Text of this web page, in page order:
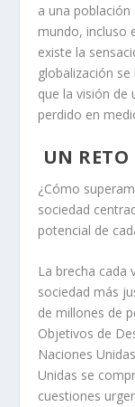
a una población
mundo, incluso
existe la
globalización
que la visión de
perdido en
UN
¿Cómo
sociedad
potencial de
La brecha cada
sociedad más
de millones de
Objetivos de
Naciones
Unidas se
cuestiones